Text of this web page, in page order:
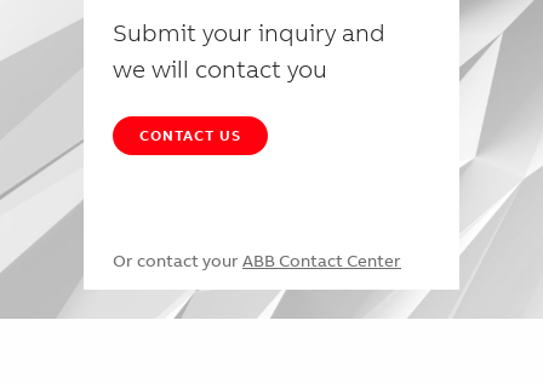
Submit your inquiry and
we will contact you
CONTACT US
Or contact your ABB Contact Center